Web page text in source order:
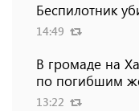
Беспилотник
14:49
В громаде на
по погибшим
13:22